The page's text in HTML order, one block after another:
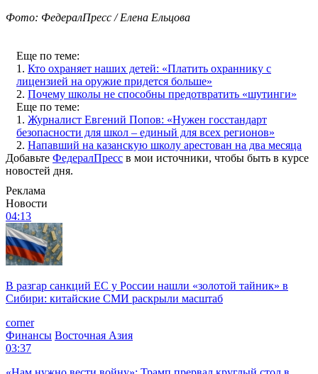
Фото: ФедералПресс / Елена Ельцова
Еще по теме:
1. Кто охраняет наших детей: «Платить охраннику с
лицензией на оружие придется больше»
2. Почему школы не способны предотвратить «шутинги»
Еще по теме:
1. Журналист Евгений Попов: «Нужен госстандарт
безопасности для школ – единый для всех регионов»
2. Напавший на казанскую школу арестован на два месяца
Добавьте ФедералПресс в мои источники, чтобы быть в курсе
новостей дня.
Реклама
Новости
04:13
В разгар санкций ЕС у России нашли «золотой тайник» в
Сибири: китайские СМИ раскрыли масштаб
corner
Финансы Восточная Азия
03:37